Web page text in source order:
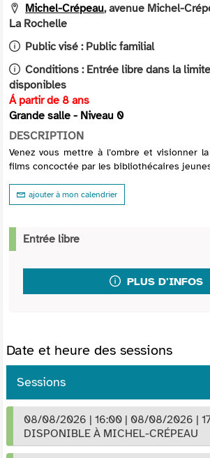
Michel-Crépeau, avenue Michel-
La Rochelle
Public visé : Public familial
Conditions : Entrée libre dans la
disponibles
Á partir de 8 ans
Grande salle - Niveau 0
DESCRIPTION
Venez vous mettre à l’ombre et visionner
films concoctée par les bibliothécaires
ajouter à mon calendrier
Entrée libre
PLUS D'INFOS
Date et heure des sessions
Sessions
08/08/2026 | 16:00 | 08/08/2026 |
DISPONIBLE À MICHEL-CRÉPEAU